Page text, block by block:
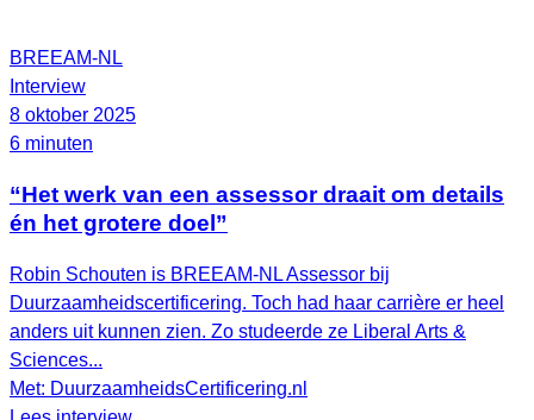
BREEAM-NL
Interview
8 oktober 2025
6 minuten
“Het werk van een assessor draait om details
én het grotere doel”
Robin Schouten is BREEAM-NL Assessor bij
Duurzaamheidscertificering. Toch had haar carrière er heel
anders uit kunnen zien. Zo studeerde ze Liberal Arts &
Sciences...
Met: DuurzaamheidsCertificering.nl